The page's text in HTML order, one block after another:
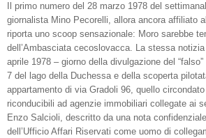
Il primo numero del 28 marzo 1978 del
giornalista Mino Pecorelli, allora ancora affiliato
riporta uno scoop sensazionale: Moro sarebbe
dell’Ambasciata cecoslovacca. La stessa
aprile 1978 – giorno della divulgazione del
7 del lago della Duchessa e della scoperta
appartamento di via Gradoli 96, quello
riconducibili ad agenzie immobiliari collegate ai
Enzo Salcioli, descritto da una nota
dell’Ufficio Affari Riservati come uomo di